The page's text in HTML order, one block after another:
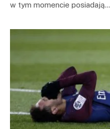
w tym momencie posiadają…